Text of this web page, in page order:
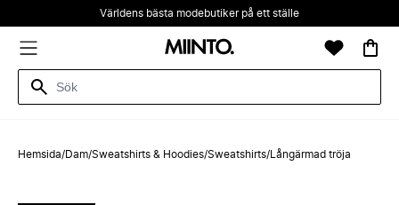
Världens bästa modebutiker på ett ställe
Hemsida/Dam/Sweatshirts & Hoodies/Sweatshirts/ Långärmad tröja